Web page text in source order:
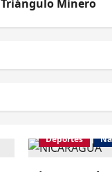
Triángulo Minero
Deportes